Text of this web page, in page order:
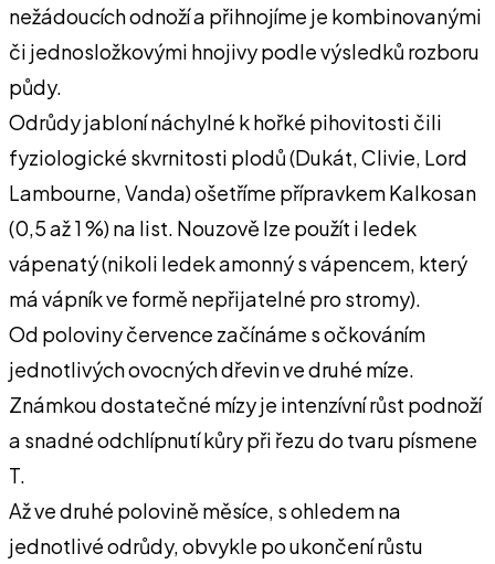
nežádoucích odnoží a přihnojíme je kombinovanými
či jednosložkovými hnojivy podle výsledků rozboru
půdy.
Odrůdy jabloní náchylné k hořké pihovitosti čili
fyziologické skvrnitosti plodů (Dukát, Clivie, Lord
Lambourne, Vanda) ošetříme přípravkem Kalkosan
(0,5 až 1 %) na list. Nouzově lze použít i ledek
vápenatý (nikoli ledek amonný s vápencem, který
má vápník ve formě nepřijatelné pro stromy).
Od poloviny července začínáme s očkováním
jednotlivých ovocných dřevin ve druhé míze.
Známkou dostatečné mízy je intenzívní růst podnoží
a snadné odchlípnutí kůry při řezu do tvaru písmene
T.
Až ve druhé polovině měsíce, s ohledem na
jednotlivé odrůdy, obvykle po ukončení růstu